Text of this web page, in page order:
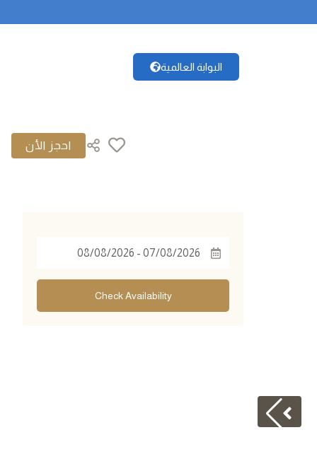
البوابة العالمية
Check Availability